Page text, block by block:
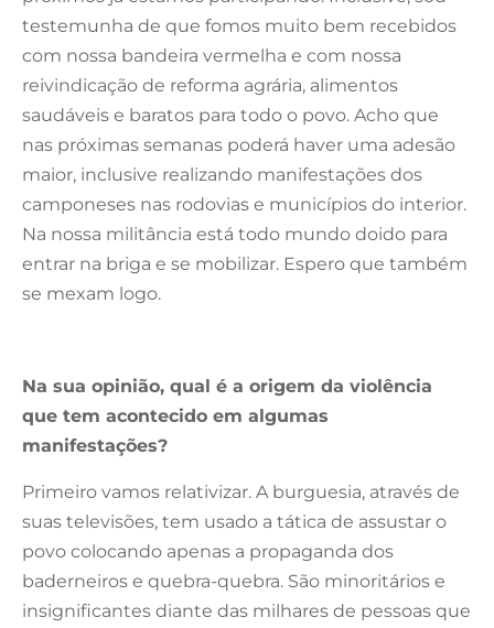
testemunha de que fomos muito bem recebidos
com nossa bandeira vermelha e com nossa
reivindicação de reforma agrária, alimentos
saudáveis e baratos para todo o povo. Acho que
nas próximas semanas poderá haver uma adesão
maior, inclusive realizando manifestações dos
camponeses nas rodovias e municípios do interior.
Na nossa militância está todo mundo doido para
entrar na briga e se mobilizar. Espero que também
se mexam logo.
Na sua opinião, qual é a origem da violência
que tem acontecido em algumas
manifestações?
Primeiro vamos relativizar. A burguesia, através de
suas televisões, tem usado a tática de assustar o
povo colocando apenas a propaganda dos
baderneiros e quebra-quebra. São minoritários e
insignificantes diante das milhares de pessoas que